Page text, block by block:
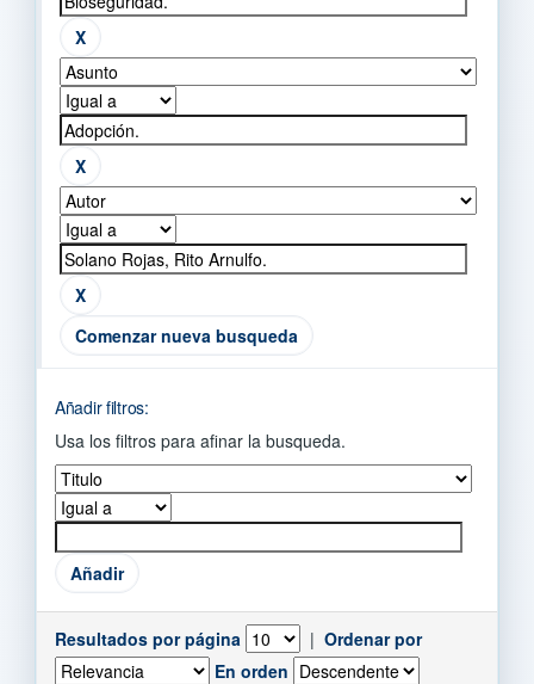
Comenzar nueva busqueda
Añadir filtros:
Usa los filtros para afinar la busqueda.
Resultados por página | Ordenar por
En orden